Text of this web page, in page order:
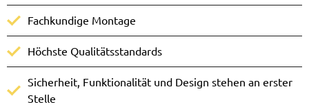
Fachkundige Montage
Höchste Qualitätsstandards
Sicherheit, Funktionalität und Design stehen an erster
Stelle